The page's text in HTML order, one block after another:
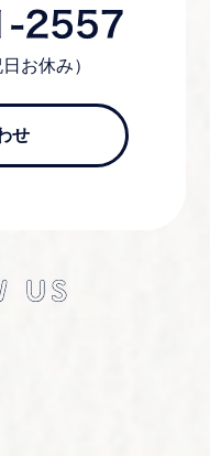
お休み）
せ